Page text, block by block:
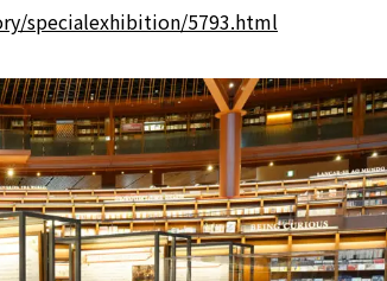
specialexhibition/5793.html